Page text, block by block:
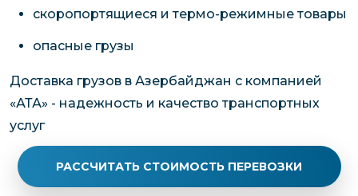
скоропортящиеся и термо-режимные товары
опасные грузы
Доставка грузов в Азербайджан с компанией
«АТА» - надежность и качество транспортных
услуг
РАССЧИТАТЬ СТОИМОСТЬ ПЕРЕВОЗКИ